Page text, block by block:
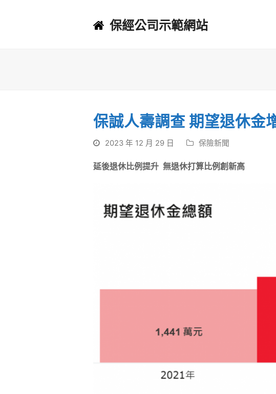
保經公司示範網站
保誠人壽調查 期望退休金
2023 年 12 月 29 日 保險新聞
延後退休比例提升 無退休打算比例創新高